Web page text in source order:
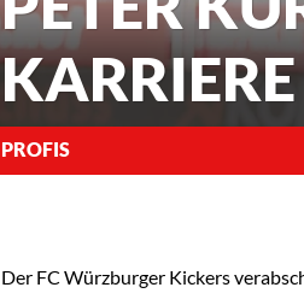
PROFIS
Der FC Würzburger Kickers